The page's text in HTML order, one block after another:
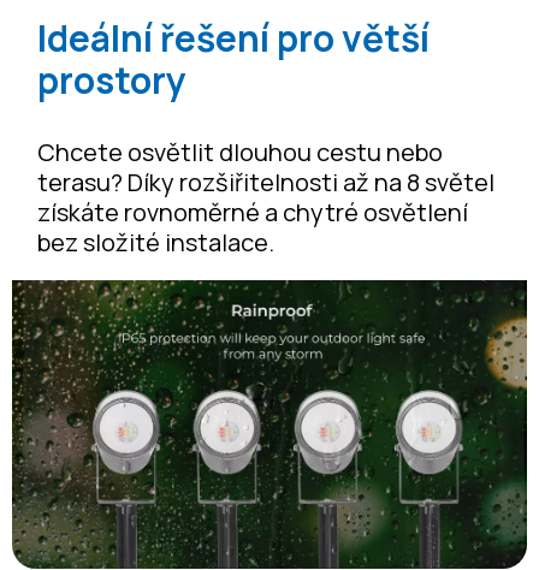
Ideální řešení pro větší
prostory
Chcete osvětlit dlouhou cestu nebo
terasu? Díky rozšiřitelnosti až na 8 světel
získáte rovnoměrné a chytré osvětlení
bez složité instalace.